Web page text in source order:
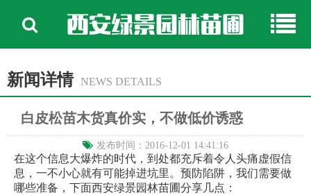
西安绿景园林苗圃
新闻详情 NEWS DETAILS
白皮松苗木货真价实，不做低价诱惑
发布时间：2016-12-01 14:41:16
在这个信息大爆炸的时代，到处都充斥着令人头痛虚假信
息，一不小心就有可能掉进坑里。预防陷阱，我们需要做
哪些准备，下面西安绿景园林苗圃分享几点：